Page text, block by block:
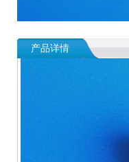
产品详情